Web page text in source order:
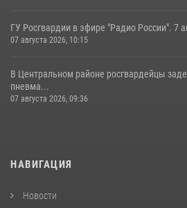
ГУ Росгвардии в эфире "Радио России". 7
07 августа 2026, 10:15
В Центральном районе росгвардейцы
пневма...
07 августа 2026, 09:36
НАВИГАЦИЯ
Новости